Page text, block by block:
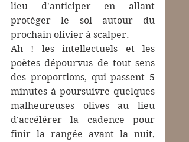
lieu d'anticiper en allant
protéger le sol autour du
prochain olivier à scalper.
Ah ! les intellectuels et les
poètes dépourvus de tout sens
des proportions, qui passent 5
minutes à poursuivre quelques
malheureuses olives au lieu
d'accélérer la cadence pour
finir la rangée avant la nuit,